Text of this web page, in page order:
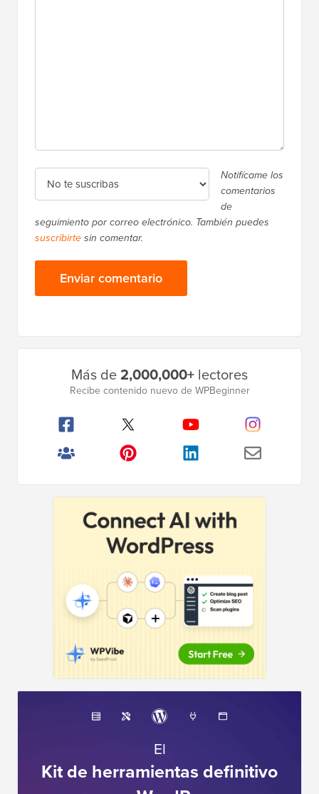
Notifícame los
comentarios
de
seguimiento por correo electrónico. También puedes
suscribirtesin comentar.
Más de2,000,000+ lectores
Recibe contenido nuevo de WPBeginner
El
Kit de herramientas definitivo